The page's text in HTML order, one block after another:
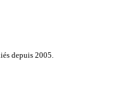
depuis 2005.